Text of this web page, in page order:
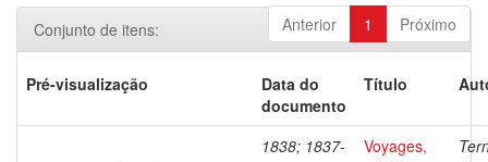
Anterior 1 Próximo
Conjunto de itens:
Pré-visualização
Data do
documento
Título
1838; 1837-
Voyages,